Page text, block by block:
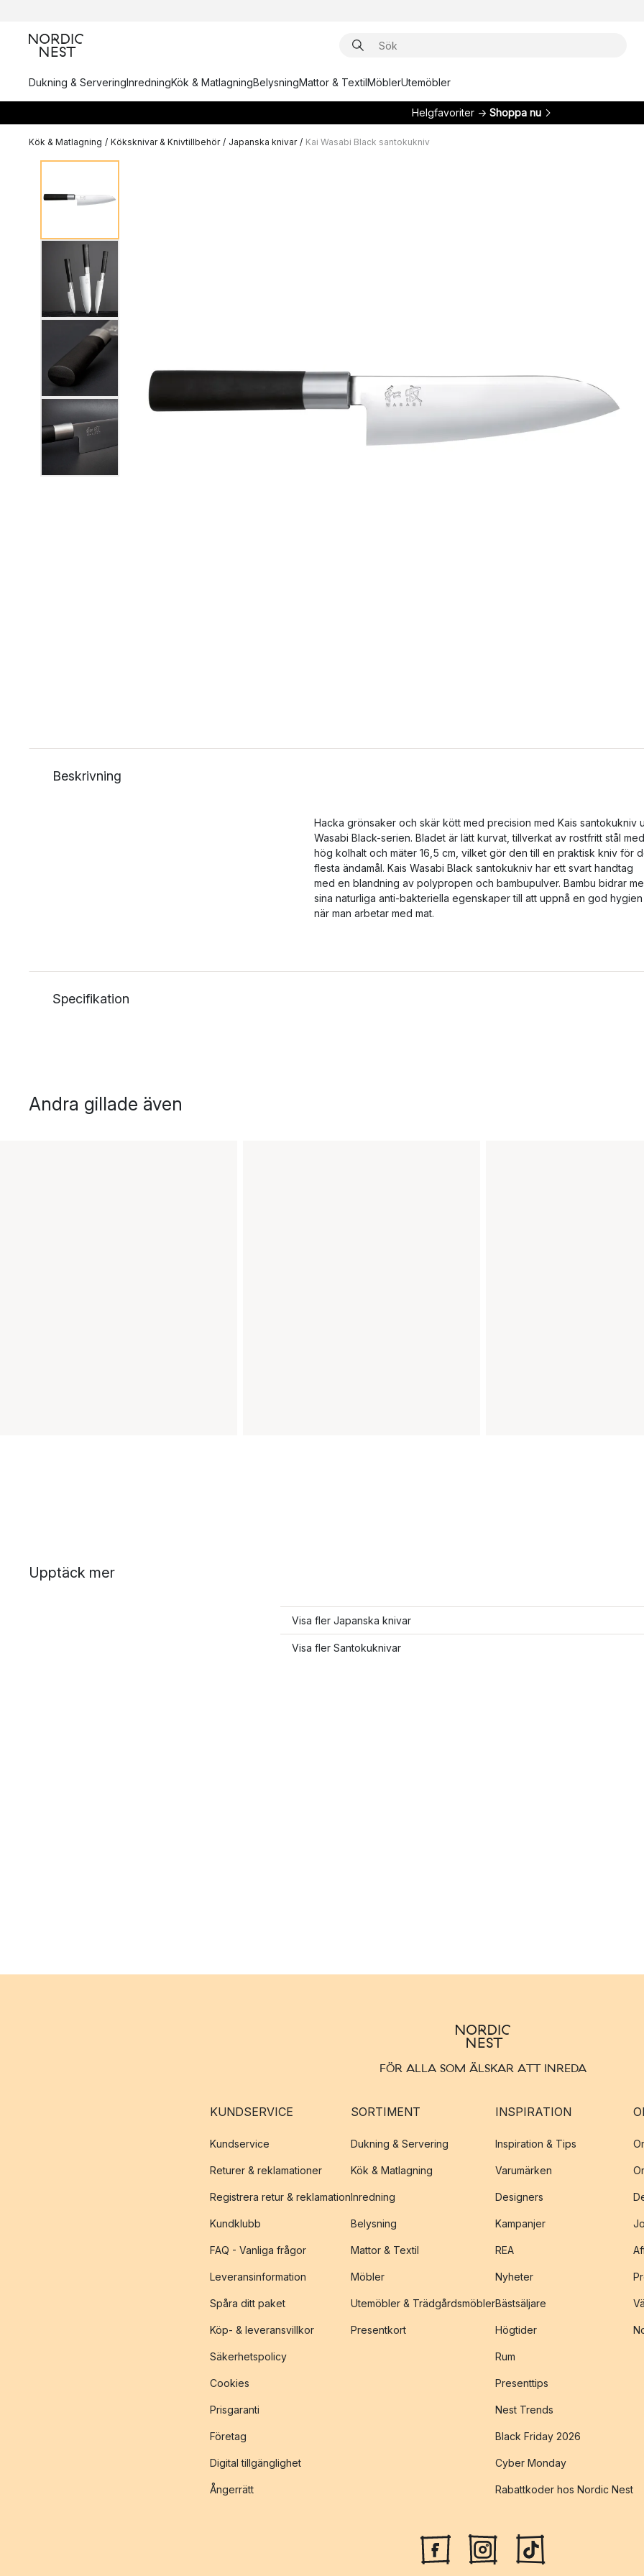
Dukning & ServeringInredningKök & MatlagningBelysningMattor & TextilMöblerUtemöbler
Helgfavoriter → Shoppa nu
Kök & Matlagning / Köksknivar & Knivtillbehör / Japanska knivar / Kai Wasabi Black santokukniv
Beskrivning
Hacka grönsaker och skär kött med precision med Kais santokukniv
Wasabi Black-serien. Bladet är lätt kurvat, tillverkat av rostfritt stål med
hög kolhalt och mäter 16,5 cm, vilket gör den till en praktisk kniv för
flesta ändamål. Kais Wasabi Black santokukniv har ett svart handtag
med en blandning av polypropen och bambupulver. Bambu bidrar
sina naturliga anti-bakteriella egenskaper till att uppnå en god hygien
när man arbetar med mat.
Specifikation
Andra gillade även
Upptäck mer
Visa fler Japanska knivar
Visa fler Santokuknivar
FÖR ALLA SOM ÄLSKAR ATT INREDA
KUNDSERVICE
Kundservice
Returer & reklamationer
Registrera retur & reklamation
Kundklubb
FAQ - Vanliga frågor
Leveransinformation
Spåra ditt paket
Köp- & leveransvillkor
Säkerhetspolicy
Cookies
Prisgaranti
Företag
Digital tillgänglighet
Ångerrätt
SORTIMENT
Dukning & Servering
Kök & Matlagning
Inredning
Belysning
Mattor & Textil
Möbler
Utemöbler & Trädgårdsmöbler
Presentkort
INSPIRATION
Inspiration & Tips
Varumärken
Designers
Kampanjer
REA
Nyheter
Bästsäljare
Högtider
Rum
Presenttips
Nest Trends
Black Friday 2026
Cyber Monday
Rabattkoder hos Nordic Nest